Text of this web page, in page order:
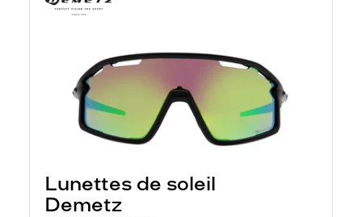
Lunettes de soleil
Demetz